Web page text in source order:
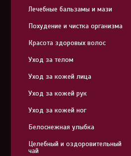
Лечебные бальзамы и мази
Похудение и чистка организма
Красота здоровых волос
Уход за телом
Уход за кожей лица
Уход за кожей рук
Уход за кожей ног
Белоснежная улыбка
Целебный и оздоровительный
чай